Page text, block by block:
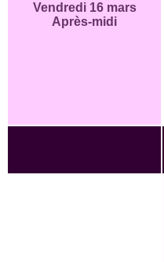
Vendredi 16 mars
Après-midi